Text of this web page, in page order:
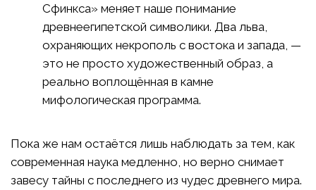
Сфинкса» меняет наше понимание
древнеегипетской символики. Два льва,
охраняющих некрополь с востока и запада, —
это не просто художественный образ, а
реально воплощённая в камне
мифологическая программа.
Пока же нам остаётся лишь наблюдать за тем, как
современная наука медленно, но верно снимает
завесу тайны с последнего из чудес древнего мира.